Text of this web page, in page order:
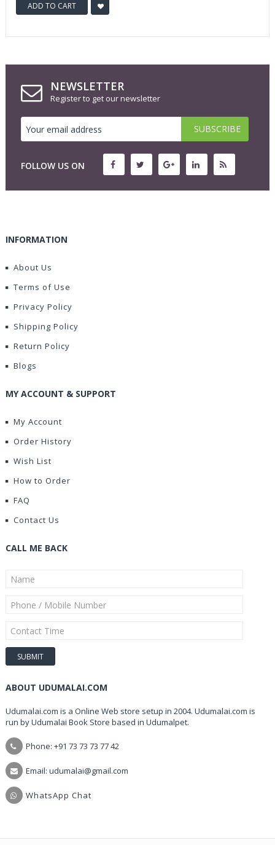
ADD TO CART
NEWSLETTER
Register to get our newsletter
FOLLOW US ON
INFORMATION
About Us
Terms of Use
Privacy Policy
Shipping Policy
Return Policy
Blogs
MY ACCOUNT & SUPPORT
My Account
Order History
Wish List
How to Order
FAQ
Contact Us
CALL ME BACK
ABOUT UDUMALAI.COM
Udumalai.com is a Online Web store setup in 2004. Udumalai.com is
run by Udumalai Book Store based in Udumalpet.
Phone: +91 73 73 73 77 42
Email: udumalai@gmail.com
WhatsApp Chat